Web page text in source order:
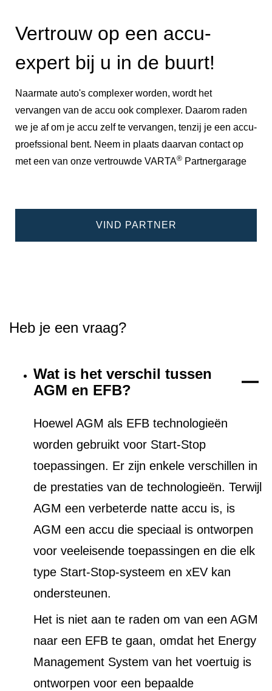
Vertrouw op een accu-
expert bij u in de buurt!
Naarmate auto's complexer worden, wordt het
vervangen van de accu ook complexer. Daarom raden
we je af om je accu zelf te vervangen, tenzij je een accu-
proefssional bent. Neem in plaats daarvan contact op
met een van onze vertrouwde VARTA® Partnergarage
VIND PARTNER
Heb je een vraag?
Wat is het verschil tussen
AGM en EFB?
Hoewel AGM als EFB technologieën
worden gebruikt voor Start-Stop
toepassingen. Er zijn enkele verschillen in
de prestaties van de technologieën. Terwijl
AGM een verbeterde natte accu is, is
AGM een accu die speciaal is ontworpen
voor veeleisende toepassingen en die elk
type Start-Stop-systeem en xEV kan
ondersteunen.
Het is niet aan te raden om van een AGM
naar een EFB te gaan, omdat het Energy
Management System van het voertuig is
ontworpen voor een bepaalde